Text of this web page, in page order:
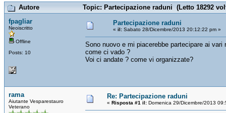
Autore
Topic: Partecipazione raduni (Letto 18292
fpagliar
Neoiscritto
Offline
Posts: 10
Partecipazione raduni
« il: Sabato 28/Dicembre/2013 20:12:22 pm »
Sono nuovo e mi piacerebbe partecipare ai
come ci vado ?
Voi ci andate ? come vi organizzate?
rama
Aiutante Vesparestauro
Veterano
Re: Partecipazione raduni
« Risposta #1 il: Domenica 29/Dicembre/2013